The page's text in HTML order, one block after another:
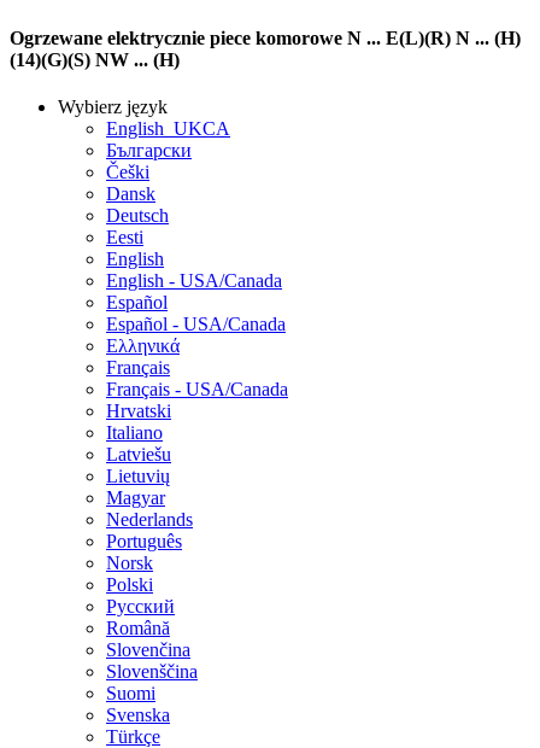
Ogrzewane elektrycznie piece komorowe N ... E(L)(R) N ... (H)
(14)(G)(S) NW ... (H)
Wybierz język
English_UKCA
Български
Češki
Dansk
Deutsch
Eesti
English
English - USA/Canada
Español
Español - USA/Canada
Ελληνικά
Français
Français - USA/Canada
Hrvatski
Italiano
Latviešu
Lietuvių
Magyar
Nederlands
Português
Norsk
Polski
Русский
Română
Slovenčina
Slovenščina
Suomi
Svenska
Türkçe